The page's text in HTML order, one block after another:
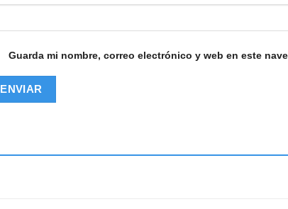
Guarda mi nombre, correo electrónico y web en este